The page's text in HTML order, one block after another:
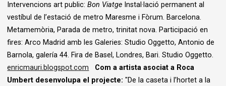
Intervencions art public:Bon Viatge Instal·lació permanent al
vestíbul de l’estació de metro Maresme i Fòrum. Barcelona.
Metamemòria, Parada de metro, trinitat nova. Participació en
fires: Arco Madrid amb les Galeries: Studio Oggetto, Antonio de
Barnola, galería 44. Fira de Basel, Londres, Bari. Studio Oggetto.
enricmauri.blogspot.com
Com a artista asociat a Roca
Umbert desenvolupa el projecte: "De la caseta i l’hortet a la